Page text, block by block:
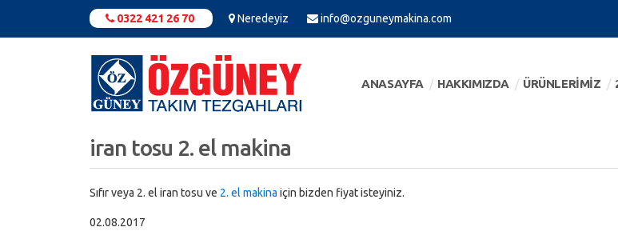
0322 421 26 70 Neredeyiz info@ozguneymakina.com
ANASAYFA HAKKIMIZDA ÜRÜNLERİMİZ
iran tosu 2. el makina
Sıfır veya 2. el iran tosu ve 2. el makina için bizden fiyat isteyiniz.
02.08.2017